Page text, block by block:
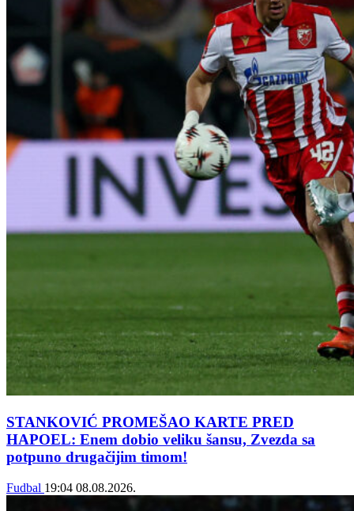
STANKOVIĆ PROMEŠAO KARTE PRED
HAPOEL: Enem dobio veliku šansu, Zvezda sa
potpuno drugačijim timom!
Fudbal 19:04 08.08.2026.